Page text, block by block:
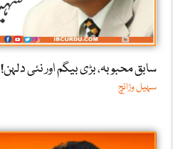
سابق محبوبہ، بڑی بیگم اور نئی دلہن!
سہیل وڑائچ